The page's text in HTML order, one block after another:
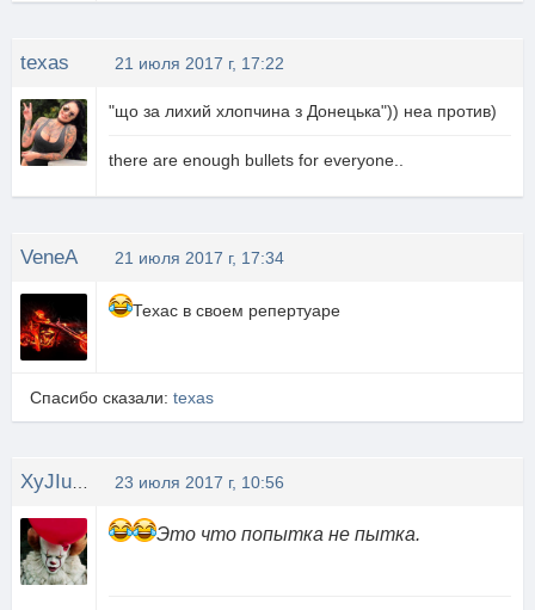
texas 21 июля 2017 г, 17:22
"що за лихий хлопчина з Донецька")) неа против)
there are enough bullets for everyone..
VeneA 21 июля 2017 г, 17:34
Техас в своем репертуаре
Спасибо сказали: texas
23 июля 2017 г, 10:56
Это что попытка не пытка.